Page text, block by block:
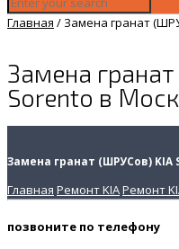
Главная / Замена гранат
Замена
Sorento в
Замена гранат (ШРУСов) KIA
Главная Ремонт KIAРемонт
позвоните по телефону